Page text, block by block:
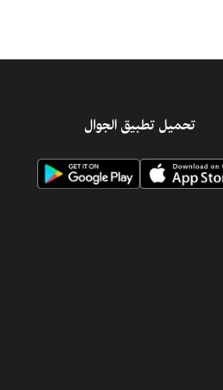
تحميل تطبيق الجوال